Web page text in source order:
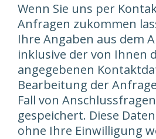
Wenn Sie uns per
Anfragen zukommen
Ihre Angaben aus dem
inklusive der von Ihnen
angegebenen
Bearbeitung der
Fall von
gespeichert. Diese
ohne Ihre Einwilligung